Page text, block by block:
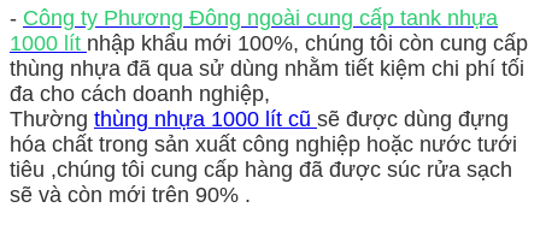
- Công ty Phương Đông ngoài cung cấp tank nhựa
1000 lít nhập khẩu mới 100%, chúng tôi còn cung cấp
thùng nhựa đã qua sử dùng nhằm tiết kiệm chi phí tối
đa cho cách doanh nghiệp,
Thường thùng nhựa 1000 lít cũ sẽ được dùng đựng
hóa chất trong sản xuất công nghiệp hoặc nước tưới
tiêu ,chúng tôi cung cấp hàng đã được súc rửa sạch
sẽ và còn mới trên 90% .